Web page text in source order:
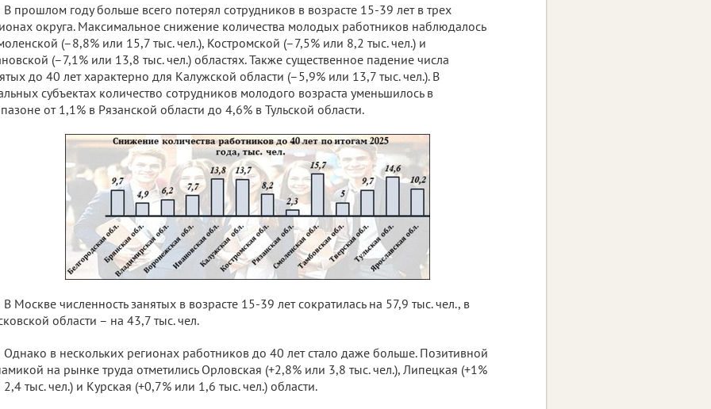
В прошлом году больше всего потерял сотрудников в возрасте 15-39 лет в трех
округа. Максимальное снижение количества молодых работников наблюдалось
(–8,8% или 15,7 тыс. чел.), Костромской (–7,5% или 8,2 тыс. чел.) и
(–7,1% или 13,8 тыс. чел.) областях. Также существенное падение числа
до 40 лет характерно для Калужской области (–5,9% или 13,7 тыс. чел.). В
субъектах количество сотрудников молодого возраста уменьшилось в
от 1,1% в Рязанской области до 4,6% в Тульской области.
В Москве численность занятых в возрасте 15-39 лет сократилась на 57,9 тыс. чел., в
области – на 43,7 тыс. чел.
Однако в нескольких регионах работников до 40 лет стало даже больше. Позитивной
на рынке труда отметились Орловская (+2,8% или 3,8 тыс. чел.), Липецкая (+1%
2,4 тыс. чел.) и Курская (+0,7% или 1,6 тыс. чел.) области.